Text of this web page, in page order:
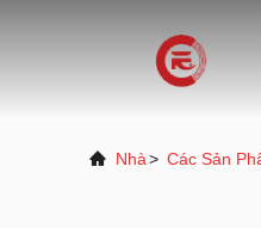
Nhà> Các Sản